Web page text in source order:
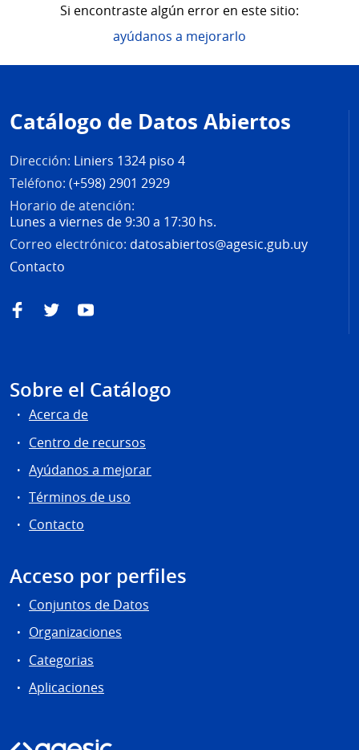
Si encontraste algún error en este sitio:
ayúdanos a mejorarlo
de
página
Catálogo de Datos Abiertos
Dirección: Liniers 1324 piso 4
Teléfono: (+598) 2901 2929
Horario de atención:
Lunes a viernes de 9:30 a 17:30 hs.
Correo electrónico: datosabiertos@agesic.gub.uy
Contacto
FacebookTwitterYouTube
Sobre el Catálogo
Acerca de
Centro de recursos
Ayúdanos a mejorar
Términos de uso
Contacto
Acceso por perfiles
Conjuntos de Datos
Organizaciones
Categorias
Aplicaciones